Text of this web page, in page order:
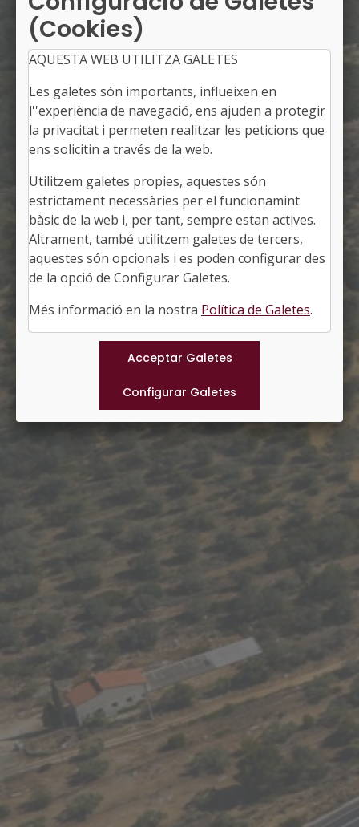
EL PERELLÓ
Alcalde: Samuel Ferré i Pallarés
El Baix Ebre, Tarragona
Població: 2.948
Superfície: 105,08 km2
http://www.elperello.cat
#PERELLO
Municipis
(Cookies)
AQUESTA WEB UTILITZA GALETES
Les galetes són importants, influeixen en
l''experiència de navegació, ens ajuden a protegir
la privacitat i permeten realitzar les peticions que
ens solicitin a través de la web.
Utilitzem galetes propies, aquestes són
estrictament necessàries per el funcionamint
bàsic de la web i, per tant, sempre estan actives.
Altrament, també utilitzem galetes de tercers,
aquestes són opcionals i es poden configurar des
de la opció de Configurar Galetes.
Més informació en la nostra Política de Galetes.